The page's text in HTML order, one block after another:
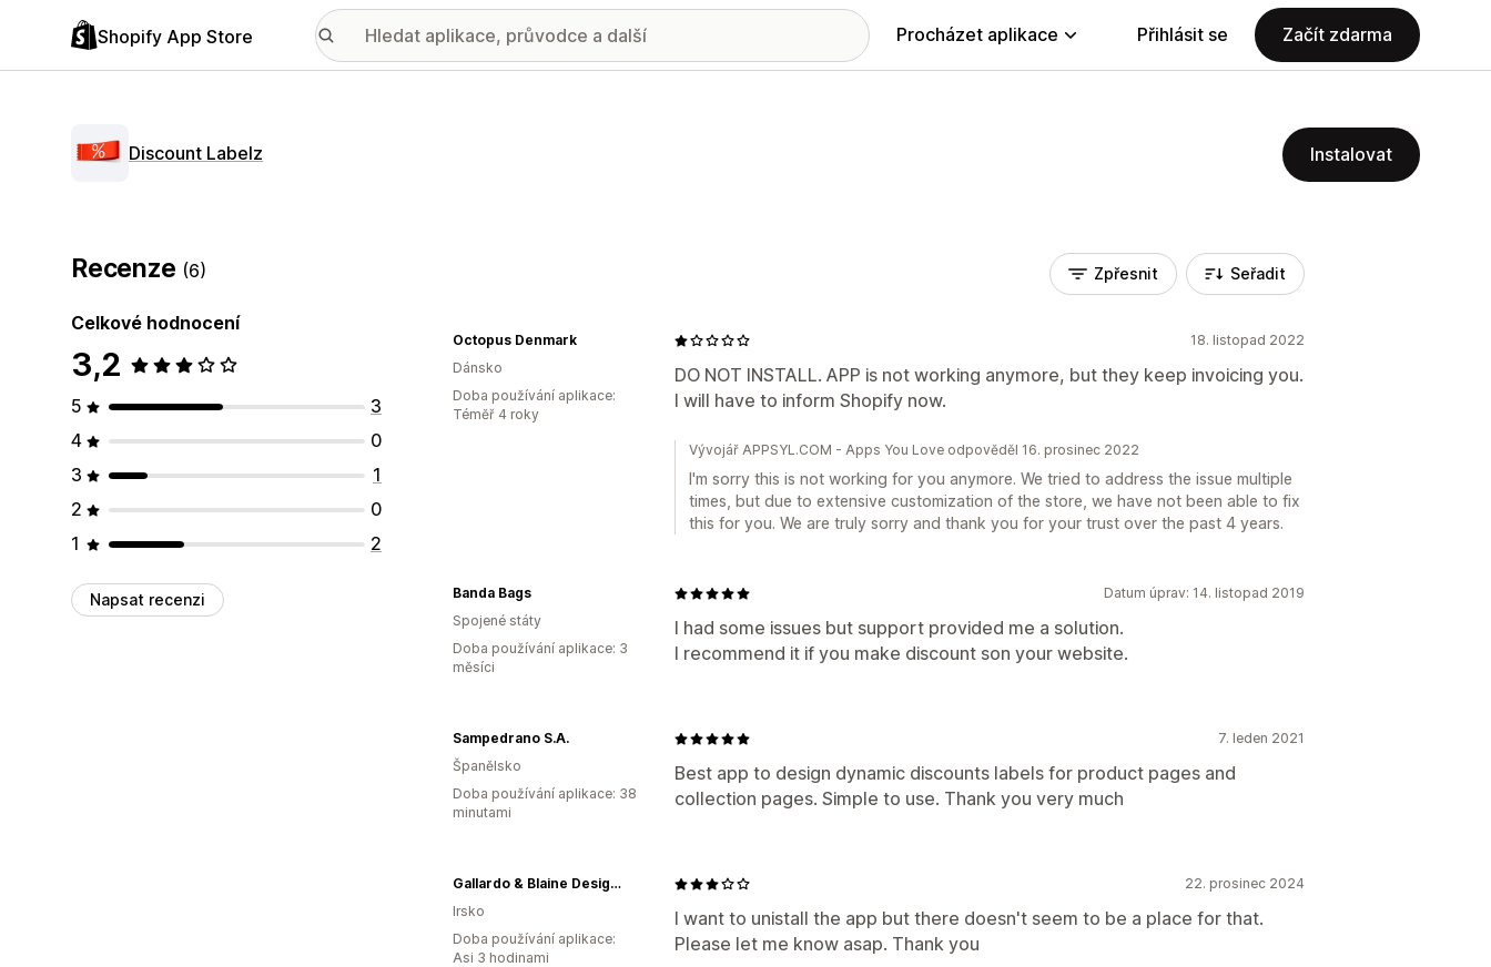
Shopify App Store Procházet aplikace Přihlásit se Začít zdarma
Discount Labelz Instalovat
Recenze (6)
Celkové hodnocení
3,2
5
3
4
0
3
1
2
0
1
2
Napsat recenzi
Zpřesnit Seřadit
18. listopad 2022
DO NOT INSTALL. APP is not working anymore, but they keep invoicing you.
I will have to inform Shopify now.
Octopus Denmark
Dánsko
Doba používání aplikace:
Téměř 4 roky
Vývojář APPSYL.COM - Apps You Love odpověděl 16. prosinec 2022
I'm sorry this is not working for you anymore. We tried to address the issue multiple
times, but due to extensive customization of the store, we have not been able to fix
this for you. We are truly sorry and thank you for your trust over the past 4 years.
Datum úprav: 14. listopad 2019
I had some issues but support provided me a solution.
I recommend it if you make discount son your website.
Banda Bags
Spojené státy
Doba používání aplikace: 3
měsíci
7. leden 2021
Best app to design dynamic discounts labels for product pages and
collection pages. Simple to use. Thank you very much
Sampedrano S.A.
Španělsko
Doba používání aplikace: 38
minutami
22. prosinec 2024
I want to unistall the app but there doesn't seem to be a place for that.
Please let me know asap. Thank you
Gallardo & Blaine Designs
Irsko
Doba používání aplikace:
Asi 3 hodinami